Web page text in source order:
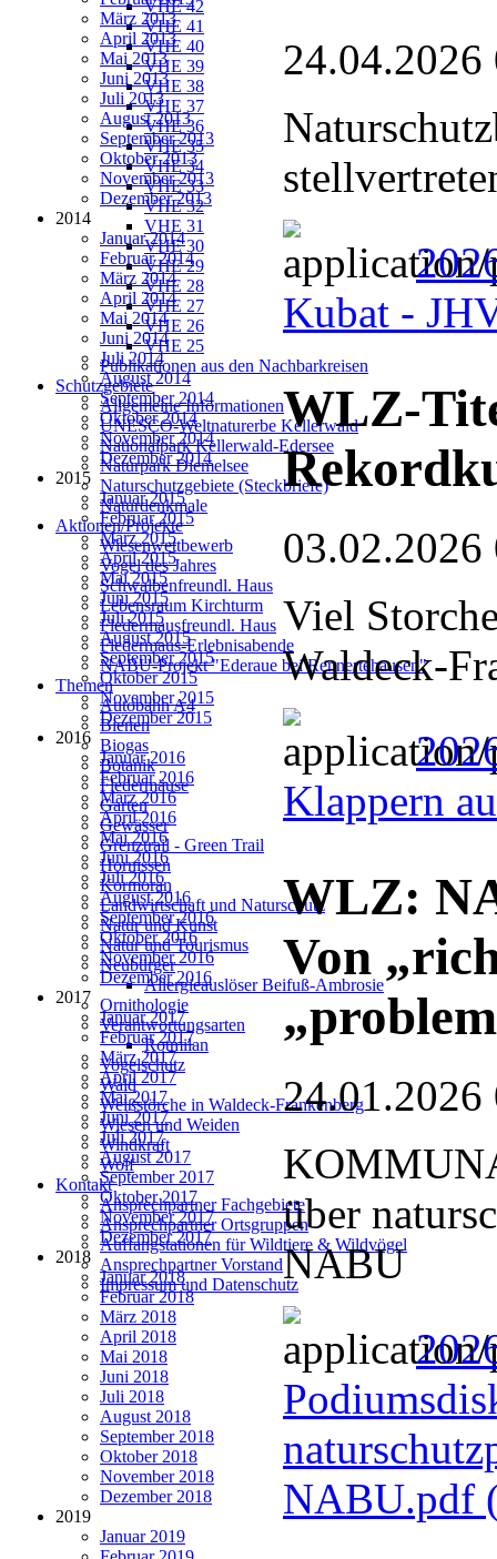
VHE 42
VHE 41
VHE 40
VHE 39
VHE 38
VHE 37
VHE 36
VHE 35
VHE 34
VHE 33
VHE 32
VHE 31
VHE 30
VHE 29
VHE 28
VHE 27
VHE 26
VHE 25
Publikationen aus den Nachbarkreisen
Schutzgebiete
Allgemeine Informationen
UNESCO-Weltnaturerbe Kellerwald
Nationalpark Kellerwald-Edersee
Naturpark Diemelsee
Naturschutzgebiete (Steckbriefe)
Naturdenkmale
Aktionen/Projekte
Wiesenwettbewerb
Vogel des Jahres
Schwalbenfreundl. Haus
Lebensraum Kirchturm
Fledermausfreundl. Haus
Fledermaus-Erlebnisabende
NABU-Projekt "Ederaue bei Rennertehausen"
Themen
Autobahn A4
Bienen
Biogas
Botanik
Fledermäuse
Garten
Gewässer
Grenztrail - Green Trail
Hornissen
Kormoran
Landwirtschaft und Naturschutz
Natur und Kunst
Natur und Tourismus
Neubürger
Allergieauslöser Beifuß-Ambrosie
Ornithologie
Verantwortungsarten
Rotmilan
Vogelschutz
Wald
Weißstörche in Waldeck-Frankenberg
Wiesen und Weiden
Windkraft
Wolf
Kontakt
Ansprechpartner Fachgebiete
Ansprechpartner Ortsgruppen
Auffangstationen für Wildtiere & Wildvögel
Ansprechpartner Vorstand
Impressum und Datenschutz
März 2013
April 2013
Mai 2013
Juni 2013
Juli 2013
August 2013
September 2013
Oktober 2013
November 2013
Dezember 2013
2014
Januar 2014
Februar 2014
März 2014
April 2014
Mai 2014
Juni 2014
Juli 2014
August 2014
September 2014
Oktober 2014
November 2014
Dezember 2014
2015
Januar 2015
Februar 2015
März 2015
April 2015
Mai 2015
Juni 2015
Juli 2015
August 2015
September 2015
Oktober 2015
November 2015
Dezember 2015
2016
Januar 2016
Februar 2016
März 2016
April 2016
Mai 2016
Juni 2016
Juli 2016
August 2016
September 2016
Oktober 2016
November 2016
Dezember 2016
2017
Januar 2017
Februar 2017
März 2017
April 2017
Mai 2017
Juni 2017
Juli 2017
August 2017
September 2017
Oktober 2017
November 2017
Dezember 2017
2018
Januar 2018
Februar 2018
März 2018
April 2018
Mai 2018
Juni 2018
Juli 2018
August 2018
September 2018
Oktober 2018
November 2018
Dezember 2018
2019
Januar 2019
24.04.2026
Kubat -
WLZ-
03.02.2026
Viel
Waldeck-
Klappern
WLZ:
Von
24.01.2026
über
NABU
NABU.pdf